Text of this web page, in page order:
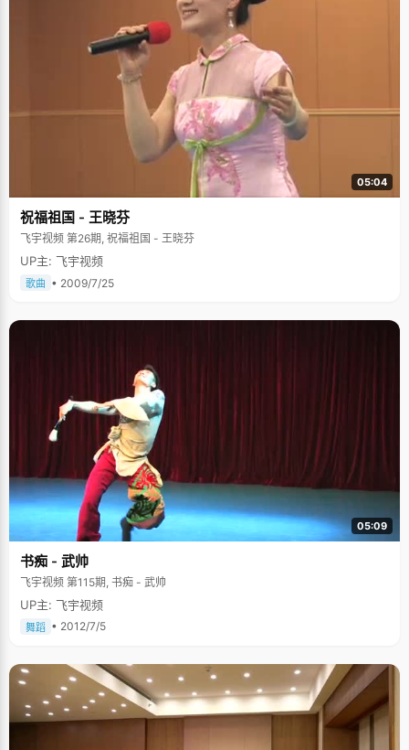
05:04
祝福祖国 - 王晓芬
飞宇视频 第26期, 祝福祖国 - 王晓芬
UP主: 飞宇视频
歌曲 • 2009/7/25
05:09
书痴 - 武帅
飞宇视频 第115期, 书痴 - 武帅
UP主: 飞宇视频
舞蹈 • 2012/7/5